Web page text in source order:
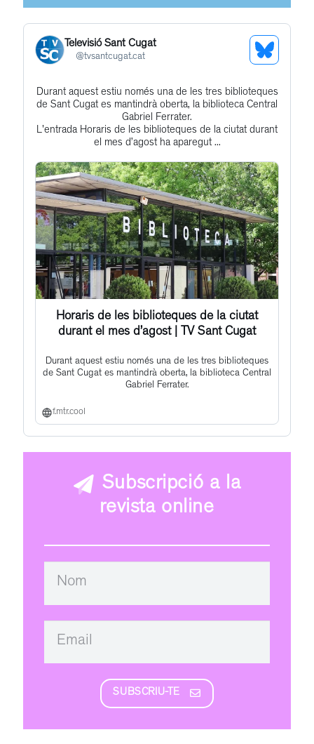
Televisió Sant Cugat
@tvsantcugat.cat
See
Profile
Get
to
this
post
Durant aquest estiu només una de les tres biblioteques
de Sant Cugat es mantindrà oberta, la biblioteca Central
Gabriel Ferrater.
L'entrada Horaris de les biblioteques de la ciutat durant
el mes d’agost ha aparegut ...
Horaris de les biblioteques de la ciutat
durant el mes d’agost | TV Sant Cugat
Durant aquest estiu només una de les tres biblioteques
de Sant Cugat es mantindrà oberta, la biblioteca Central
Gabriel Ferrater.
f.mtr.cool
Subscripció a la
revista online
SUBSCRIU-TE